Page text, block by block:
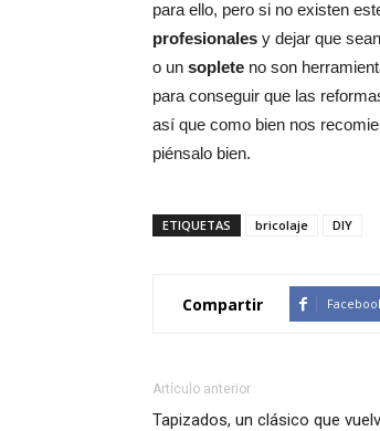
para ello, pero si no existen
profesionales y dejar que
o un soplete no son
para conseguir que las
así que como bien nos
piénsalo bien.
ETIQUETAS bricolaje DIY
Compartir
Artículo anterior
Tapizados, un clásico que